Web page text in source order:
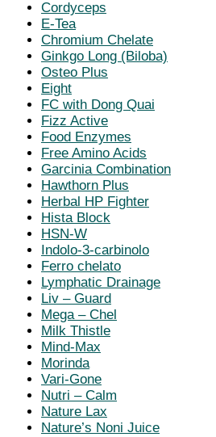
Cordyceps
E-Tea
Chromium Chelate
Ginkgo Long (Biloba)
Osteo Plus
Eight
FC with Dong Quai
Fizz Active
Food Enzymes
Free Amino Acids
Garcinia Combination
Hawthorn Plus
Herbal HP Fighter
Hista Block
HSN-W
Indolo-3-carbinolo
Ferro chelato
Lymphatic Drainage
Liv – Guard
Mega – Chel
Milk Thistle
Mind-Max
Morinda
Vari-Gone
Nutri – Calm
Nature Lax
Nature’s Noni Juice